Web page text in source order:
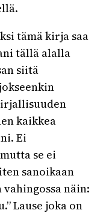
tämä kirja saa
tällä alalla
siitä
kaikkea
Ei
se ei
sanoikaan
näin:
Lause joka on